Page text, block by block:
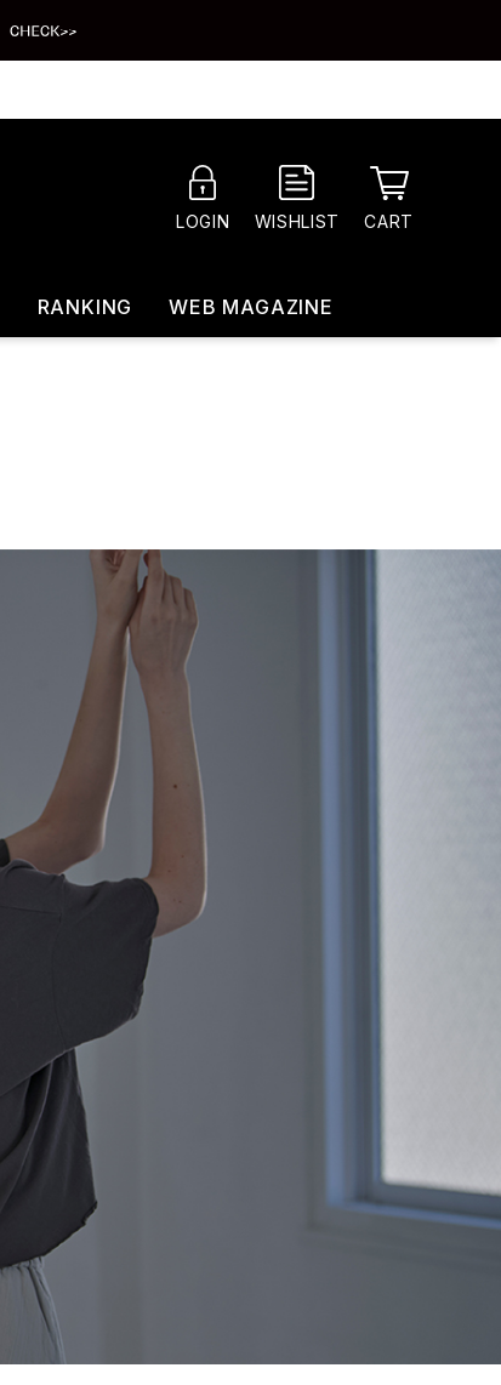
LOGIN WISHLIST CART
RANKING WEB MAGAZINE